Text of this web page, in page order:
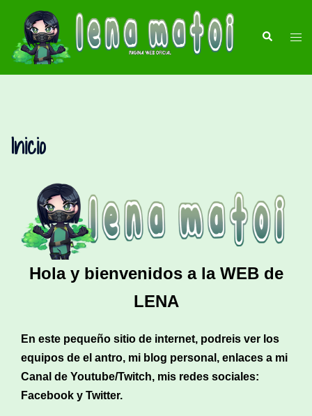
contenido
Buscar
Inicio
Hola y bienvenidos a la WEB de
LENA
En este pequeño sitio de internet, podreis ver los
equipos de el antro, mi blog personal, enlaces a mi
Canal de Youtube/Twitch, mis redes sociales:
Facebook y Twitter.